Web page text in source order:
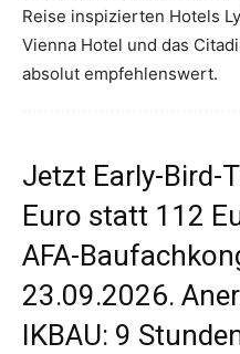
Reise inspizierten Hotels
Vienna Hotel und das
absolut empfehlenswert.
Jetzt Early-Bird-
Euro statt 112
AFA-
23.09.2026.
IKBAU: 9